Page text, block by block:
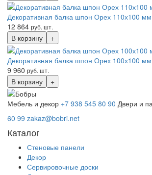
Декоративная балка шпон Орех 110х100
12 864 руб. шт.
В корзину +
Декоративная балка шпон Орех 100х100
9 960 руб. шт.
В корзину +
Мебель и декор +7 938 545 80 90 Двери и
60 99 zakaz@bobri.net
Каталог
Стеновые панели
Декор
Сервировочные доски